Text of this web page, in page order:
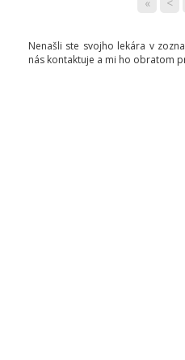
Nenašli ste svojho lekára v
nás kontaktuje a mi ho obratom